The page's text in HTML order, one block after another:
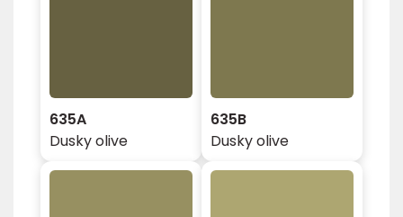
635A
Dusky olive
635B
Dusky olive